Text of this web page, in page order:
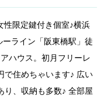
性限定鍵付き個室♪横浜
ライン「阪東橋駅」徒
ハウス。初月フリーレ
で住めちゃいます♪ 広い
り、収納も多数♪ 全部屋